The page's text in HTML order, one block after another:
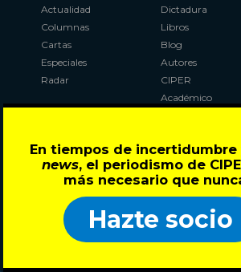
En tiempos de incertidumbre
news, el periodismo de
más necesario que
Hazte socio
Actualidad
Columnas
Cartas
Especiales
Radar
Dictadura
Libros
Blog
Autores
CIPER
Académico
Al Plebiscito
con CIPER